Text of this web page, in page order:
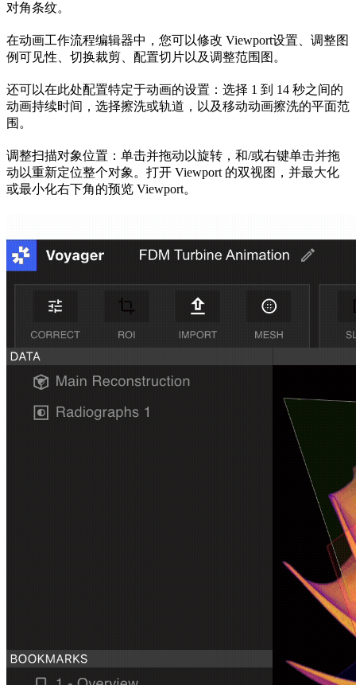
对角条纹。
在动画工作流程编辑器中，您可以修改 Viewport​​设置、调整图
例可见性、切换裁剪、配置切片以及调整范围图。
还可以在此处配置特定于动画的设置：选择 1 到 14 秒之间的
动画持续时间，选择擦洗或轨道，以及移动动画擦洗的平面范
围。
调整扫描对象位置：单击并拖动以旋转，和/或右键单击并拖
动以重新定位整个对象。打开 Viewport 的双视图，并最大化
或最小化右下角的预览 Viewport。